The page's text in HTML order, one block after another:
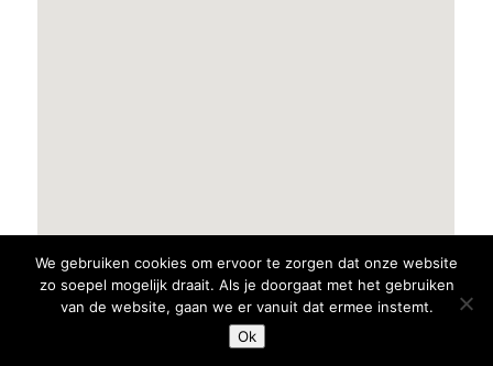
We gebruiken cookies om ervoor te zorgen dat onze website
zo soepel mogelijk draait. Als je doorgaat met het gebruiken
van de website, gaan we er vanuit dat ermee instemt.
Ok